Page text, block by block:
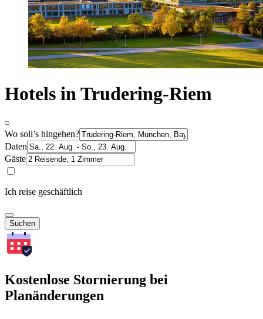
Hotels in Trudering-Riem
Wo soll’s hingehen?
Daten
Gäste
Ich reise geschäftlich
Suchen
Kostenlose Stornierung bei
Planänderungen